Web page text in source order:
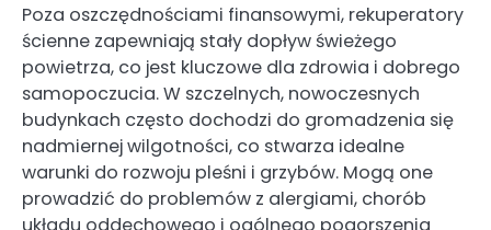
Poza oszczędnościami finansowymi, rekuperatory
ścienne zapewniają stały dopływ świeżego
powietrza, co jest kluczowe dla zdrowia i dobrego
samopoczucia. W szczelnych, nowoczesnych
budynkach często dochodzi do gromadzenia się
nadmiernej wilgotności, co stwarza idealne
warunki do rozwoju pleśni i grzybów. Mogą one
prowadzić do problemów z alergiami, chorób
układu oddechowego i ogólnego pogorszenia